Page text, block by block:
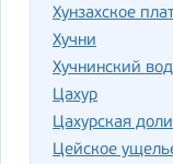
Хунзахское
Хучни
Хучнинский
Цахур
Цахурская
Цейское